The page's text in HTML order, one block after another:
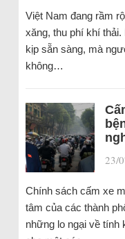
Việt Nam đang rầm
xăng, thu phí khí
kịp sẵn sàng, mà
không…
23/
Chính sách cấm xe
tâm của các thành
những lo ngại về tính